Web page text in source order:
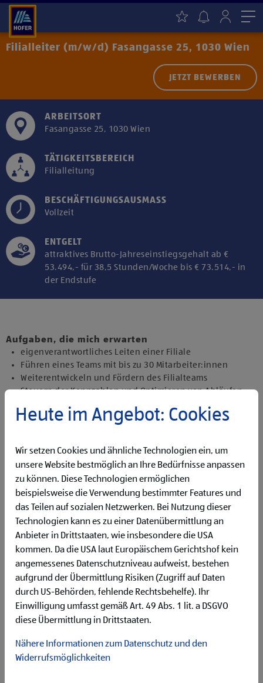
Filialleiter (m/w/d) Fasangasse 25, 1030 Wien
JETZT BEWERBEN
ARBEITSORT
Fasangasse 25, 1030 Wien
TÄTIGKEITSBEREICH
Filialleitung
BESCHÄFTIGUNGSAUSMASS
Vollzeit
ENTGELT
attraktives Brutto-Jahreseinstiegsgehalt ab €
53.494,- für 38,5 Stunden/Woche bis € 73.514,- in
der Endstufe
Drittanbietern zu, um diesen Inhalt
anzuzeigen.
Aufgaben, die mich erwarten
eigenverantwortliches Leiten einer Filiale
Führen eines Teams mit bis zu 30 Mitarbeiter:innen
Weiterentwickeln und Fördern des Filialteams
Steuern der Kennzahlen und Optimieren von Abläufen
Vorteil
Erfahrung in der Führung von Mitarbeiter:innen
gute Deutschkenntnisse für die Kommunikation mit
unseren Kund:innen
Flexibilität für Früh- und Spätdienste (Montag bis
Samstag)
Begeisterung im Handel zu arbeiten und den
Unternehmenserfolg mitzugestalten
Freude am Führen von Mitarbeiter:innen, um gemeinsam
einen reibungslosen Filialbetrieb sicherzustellen
engagierte, belastbare und verantwortungsbewusste
Persönlichkeit
ausgeprägtes kunden- und lösungsorientiertes Denken
für die nachhaltige Kund:innenzufriedenheit
der Aufgaben
Heute im Angebot: Cookies
Wir setzen Cookies und ähnliche Technologien ein, um
unsere Website bestmöglich an Ihre Bedürfnisse anpassen
zu können. Diese Technologien ermöglichen
beispielsweise die Verwendung bestimmter Features und
das Teilen auf sozialen Netzwerken. Bei Nutzung dieser
Technologien kann es zu einer Datenübermittlung an
Anbieter in Drittstaaten, wie insbesondere die USA
kommen. Da die USA laut Europäischem Gerichtshof kein
angemessenes Datenschutzniveau aufweist, bestehen
aufgrund der Übermittlung Risiken (Zugriff auf Daten
durch US-Behörden, fehlende Rechtsbehelfe). Ihr
Einwilligung umfasst gemäß Art. 49 Abs. 1 lit. a DSGVO
diese Übermittlung in Drittstaaten.
Nähere Informationen zum Datenschutz und den
Widerrufsmöglichkeiten